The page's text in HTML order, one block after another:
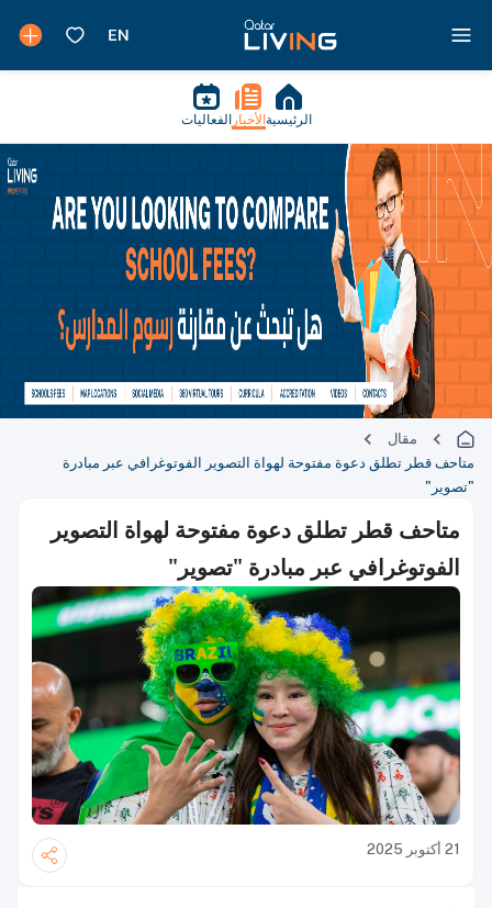
الرئيسية الأخبار الفعاليات
مقال
متاحف قطر تطلق دعوة مفتوحة لهواة التصوير الفوتوغرافي عبر مبادرة
"تصوير"
متاحف قطر تطلق دعوة مفتوحة لهواة التصوير
الفوتوغرافي عبر مبادرة "تصوير"
21 أكتوبر 2025